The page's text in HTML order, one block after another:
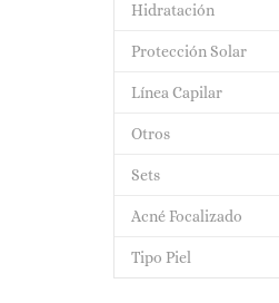
Hidratación
Protección Solar
Línea Capilar
Otros
Sets
Acné Focalizado
Tipo Piel